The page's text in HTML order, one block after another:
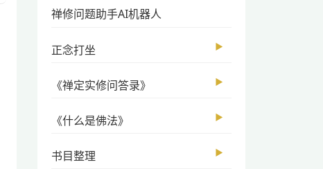
禅修问题助手AI机器人
正念打坐 ▶
《禅定实修问答录》 ▶
《什么是佛法》 ▶
书目整理 ▶